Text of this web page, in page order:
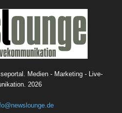
Medien - Marketing - Live-
2026